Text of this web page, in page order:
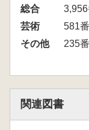
学艺术博物
册》、大都
赋》 (文征
书罗汉赞》
评欧阳询书
総合
芸術
581
その他
235
関連図書